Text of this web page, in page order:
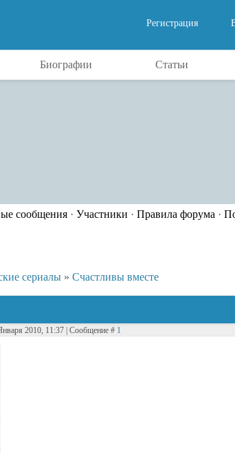
Регистрация
Биографии Статьи
сообщения· Участники · Правила форума ·
сериалы » Счастливы вместе
2010, 11:37 | Сообщение # 1